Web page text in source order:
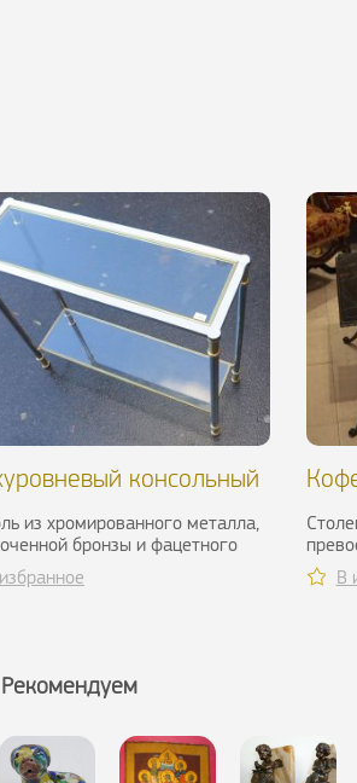
консольный
из хромированного металла,
бронзы и фацетного
работы Willy Rizzo или...
гг.
Ш х
В
Рекомендуем